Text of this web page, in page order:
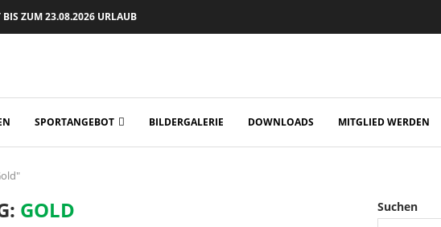
BIS ZUM 23.08.2026 URLAUB
SPORTANGEBOT BILDERGALERIE DOWNLOADS MITGLIED WERDEN
GOLD
Suchen